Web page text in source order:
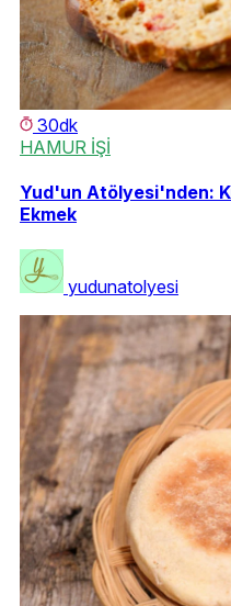
30dk
HAMUR İŞİ
Yud'un Atölyesi'nden:
Ekmek
yudunatolyesi